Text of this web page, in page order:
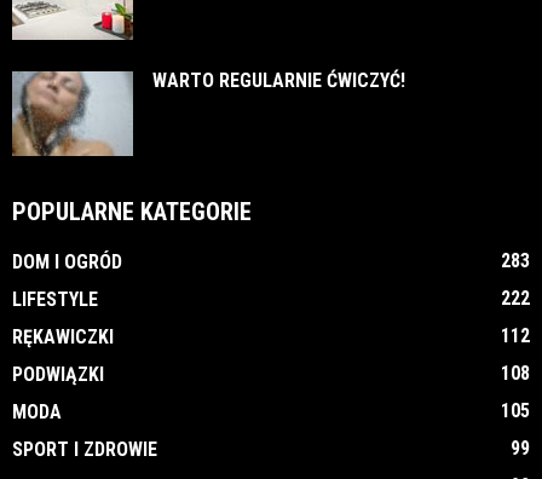
WARTO REGULARNIE ĆWICZYĆ!
POPULARNE KATEGORIE
DOM I OGRÓD
283
LIFESTYLE
222
RĘKAWICZKI
112
PODWIĄZKI
108
MODA
105
SPORT I ZDROWIE
99